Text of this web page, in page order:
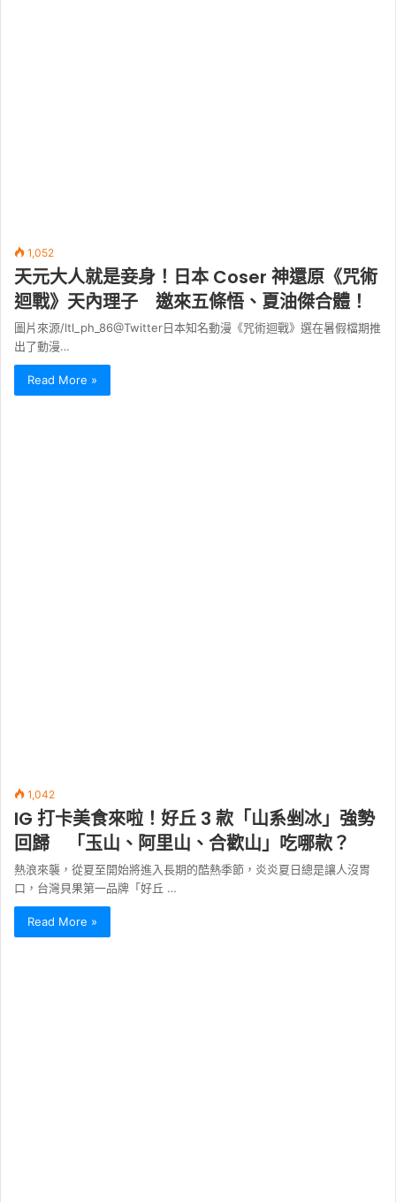
1,052
天元大人就是妾身！日本 Coser 神還原《咒術
迴戰》天內理子 邀來五條悟、夏油傑合體！
圖片來源/ltl_ph_86@Twitter日本知名動漫《咒術迴戰》選在暑假檔期推
出了動漫…
Read More »
1,042
IG 打卡美食來啦！好丘 3 款「山系剉冰」強勢
回歸 「玉山、阿里山、合歡山」吃哪款？
熱浪來襲，從夏至開始將進入長期的酷熱季節，炎炎夏日總是讓人沒胃
口，台灣貝果第一品牌「好丘 …
Read More »